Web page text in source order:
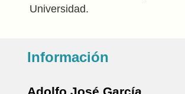
Universidad.
Información